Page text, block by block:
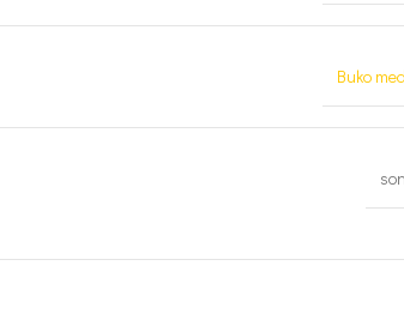
Buko